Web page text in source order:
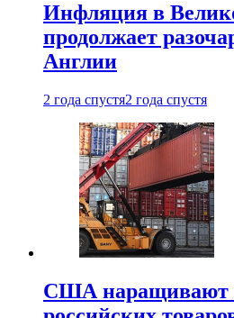
Инфляция в
продолжает
Англии
2 года спустя2 года спустя
США наращивают